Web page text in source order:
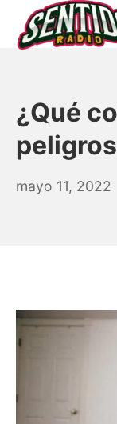
Saltar
contenido
¿Qué
mayo 11, 2022